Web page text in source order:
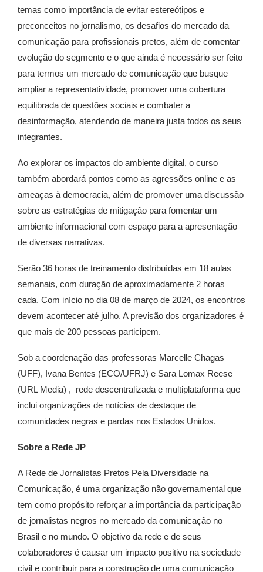
temas como importância de evitar estereótipos e
preconceitos no jornalismo, os desafios do mercado da
comunicação para profissionais pretos, além de comentar
evolução do segmento e o que ainda é necessário ser feito
para termos um mercado de comunicação que busque
ampliar a representatividade, promover uma cobertura
equilibrada de questões sociais e combater a
desinformação, atendendo de maneira justa todos os seus
integrantes.
Ao explorar os impactos do ambiente digital, o curso
também abordará pontos como as agressões online e as
ameaças à democracia, além de promover uma discussão
sobre as estratégias de mitigação para fomentar um
ambiente informacional com espaço para a apresentação
de diversas narrativas.
Serão 36 horas de treinamento distribuídas em 18 aulas
semanais, com duração de aproximadamente 2 horas
cada. Com início no dia 08 de março de 2024, os encontros
devem acontecer até julho. A previsão dos organizadores é
que mais de 200 pessoas participem.
Sob a coordenação das professoras Marcelle Chagas
(UFF), Ivana Bentes (ECO/UFRJ) e Sara Lomax Reese
(URL Media) , rede descentralizada e multiplataforma que
inclui organizações de notícias de destaque de
comunidades negras e pardas nos Estados Unidos.
Sobre a Rede JP
A Rede de Jornalistas Pretos Pela Diversidade na
Comunicação, é uma organização não governamental que
tem como propósito reforçar a importância da participação
de jornalistas negros no mercado da comunicação no
Brasil e no mundo. O objetivo da rede e de seus
colaboradores é causar um impacto positivo na sociedade
civil e contribuir para a construção de uma comunicação